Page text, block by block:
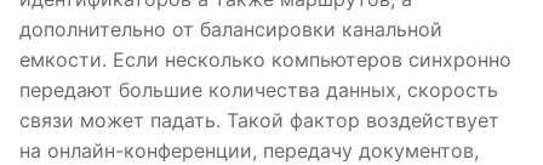
дополнительно от балансировки канальной
емкости. Если несколько компьютеров синхронно
передают большие количества данных, скорость
связи может падать. Такой фактор воздействует
на онлайн-конференции, передачу документов,